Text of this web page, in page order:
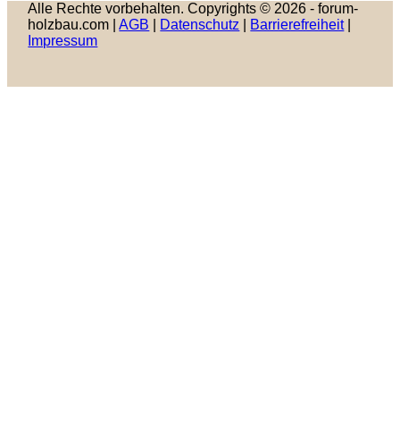
Alle Rechte vorbehalten. Copyrights © 2026 - forum-
holzbau.com |AGB Datenschutz Barrierefreiheit|
Impressum